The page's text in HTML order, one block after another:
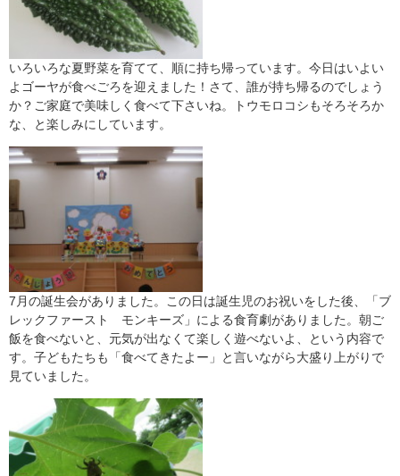
いろいろな夏野菜を育てて、順に持ち帰っています。今日はいよい
よゴーヤが食べごろを迎えました！さて、誰が持ち帰るのでしょう
か？ご家庭で美味しく食べて下さいね。トウモロコシもそろそろか
な、と楽しみにしています。
7月の誕生会がありました。この日は誕生児のお祝いをした後、「ブ
レックファースト モンキーズ」による食育劇がありました。朝ご
飯を食べないと、元気が出なくて楽しく遊べないよ、という内容で
す。子どもたちも「食べてきたよー」と言いながら大盛り上がりで
見ていました。